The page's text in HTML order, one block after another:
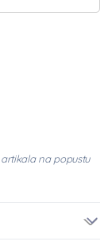
na popustu